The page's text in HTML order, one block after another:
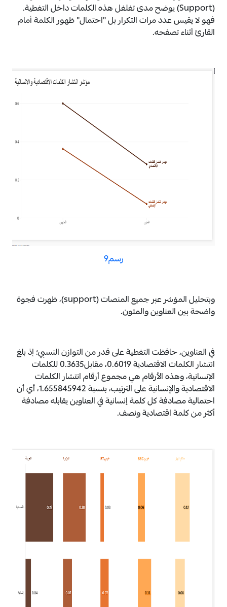
(Support) يوضح مدى تغلغل هذه الكلمات داخل التغطية.
فهو لا يقيس عدد مرات التكرار بل "احتمال" ظهور الكلمة أمام
القارئ أثناء تصفحه.
رسم9
وبتحليل المؤشر عبر جميع المنصات (support)، ظهرت فجوة
واضحة بين العناوين والمتون.
في العناوين، حافظت التغطية على قدر من التوازن النسبي؛ إذ بلغ
انتشار الكلمات الاقتصادية 0.6019، مقابل0.3635 للكلمات
الإنسانية، وهذه الأرقام هي مجموع أرقام انتشار الكلمات
الاقتصادية والإنسانية على الترتيب، بنسبة 1.655845942، أي أن
احتمالية مصادفة كل كلمة إنسانية في العناوين يقابله مصادفة
أكثر من كلمة اقتصادية ونصف.